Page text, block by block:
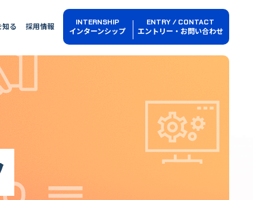
知る 採用情報 INTERNSHIP
インターンシップ
ENTRY / CONTACT
エントリー・お問い合わせ